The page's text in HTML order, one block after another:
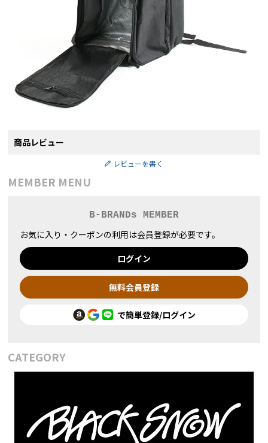
商品レビュー
レビューを書く
MEMBER MENU
B-BRANDs MEMBER
お気に入り・クーポンの利用は会員登録が必要です。
ログイン
無料会員登録
で簡単登録/ログイン
CATEGORY